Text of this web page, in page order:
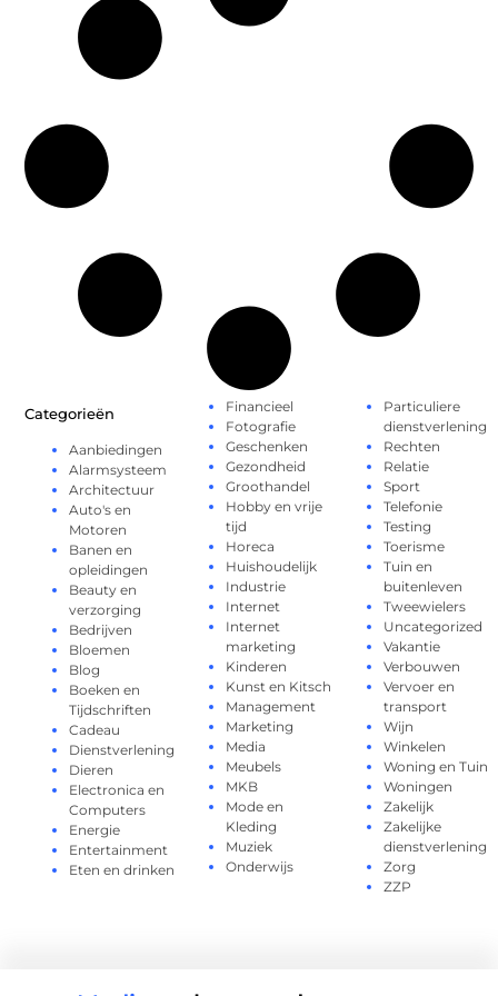
Categorieën
Aanbiedingen
Alarmsysteem
Architectuur
Auto's en
Motoren
Banen en
opleidingen
Beauty en
verzorging
Bedrijven
Bloemen
Blog
Boeken en
Tijdschriften
Cadeau
Dienstverlening
Dieren
Electronica en
Computers
Energie
Entertainment
Eten en drinken
Financieel
Fotografie
Geschenken
Gezondheid
Groothandel
Hobby en vrije
tijd
Horeca
Huishoudelijk
Industrie
Internet
Internet
marketing
Kinderen
Kunst en Kitsch
Management
Marketing
Media
Meubels
MKB
Mode en
Kleding
Muziek
Onderwijs
Particuliere
dienstverlening
Rechten
Relatie
Sport
Telefonie
Testing
Toerisme
Tuin en
buitenleven
Tweewielers
Uncategorized
Vakantie
Verbouwen
Vervoer en
transport
Wijn
Winkelen
Woning en Tuin
Woningen
Zakelijk
Zakelijke
dienstverlening
Zorg
ZZP